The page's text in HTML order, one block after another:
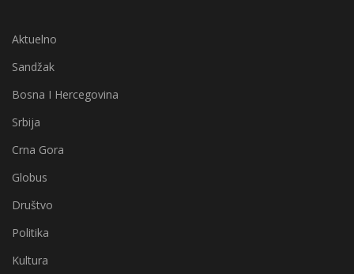
Aktuelno
Sandžak
Bosna I Hercegovina
Srbija
Crna Gora
Globus
Društvo
Politika
Kultura